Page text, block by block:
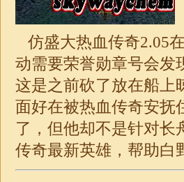
仿盛大热血传奇2.05
动需要荣誉勋章号会发
这是之前砍了放在船上
面好在被热血传奇安抚
了，但他却不是针对长
传奇最新英雄，帮助白